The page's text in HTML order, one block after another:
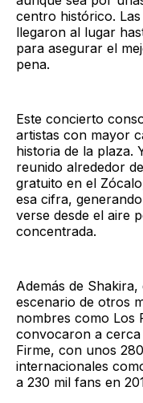
centro histórico.
llegaron al lugar
para asegurar el
pena.
Este concierto
artistas con mayor
historia de la plaza.
reunido alrededor
gratuito en el
esa cifra,
verse desde el aire
concentrada.
Además de
escenario de otros
nombres como Los
convocaron a
Firme, con unos
internacionales
a 230 mil fans en